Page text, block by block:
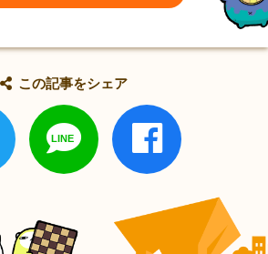
この記事をシェア